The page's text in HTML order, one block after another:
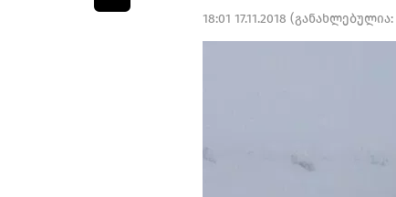
18:01 17.11.2018 (განახლებულია: